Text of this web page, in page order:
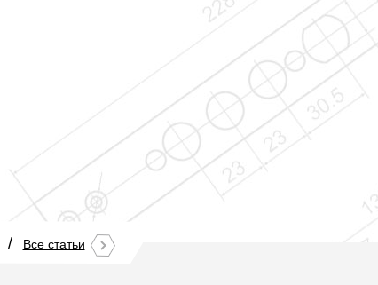
Все статьи